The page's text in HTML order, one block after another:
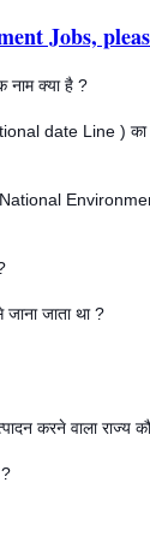
Jobs,
नाम क्या है ?
date Line ) का
( National
जाता था ?
करने वाला राज्य